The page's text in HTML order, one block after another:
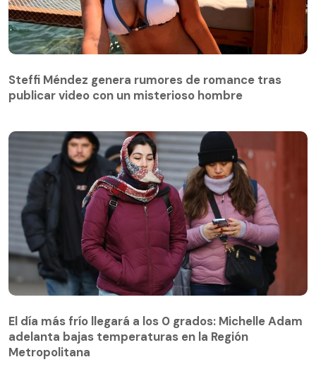
publicar video con un misterioso hombre
Steffi Méndez genera rumores de romance tras
publicar video con un misterioso hombre
adelanta bajas temperaturas en la Región
Metropolitana
El día más frío llegará a los 0 grados: Michelle Adam
adelanta bajas temperaturas en la Región
Metropolitana